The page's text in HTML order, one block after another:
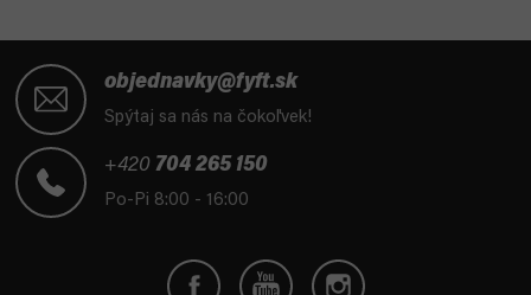
objednavky@fyft.sk
Spýtaj sa nás na čokoľvek!
+420 704 265 150
Po-Pi 8:00 - 16:00